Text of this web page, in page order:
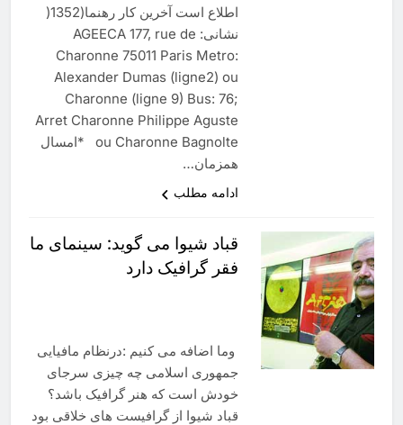
اطلاع است آخرین کار رهنما(1352(
نشانی: AGEECA 177, rue de
Charonne 75011 Paris Metro:
Alexander Dumas (ligne2) ou
Charonne (ligne 9) Bus: 76;
Arret Charonne Philippe Aguste
ou Charonne Bagnolte *امسال
همزمان…
ادامه مطلب
قباد شیوا می گوید: سینمای ما
فقر گرافیک دارد
وما اضافه می کنیم :درنظام مافیایی
جمهوری اسلامی چه چیزی سرجای
خودش است که هنر گرافیک باشد؟
قباد شیوا از گرافیست های خلاقی بود